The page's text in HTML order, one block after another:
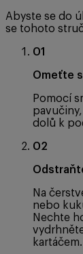
Abyste se do
se tohoto
01
Omeťte
Pomocí
dolů k
02
Na
nebo
Nechte
kartáčem.